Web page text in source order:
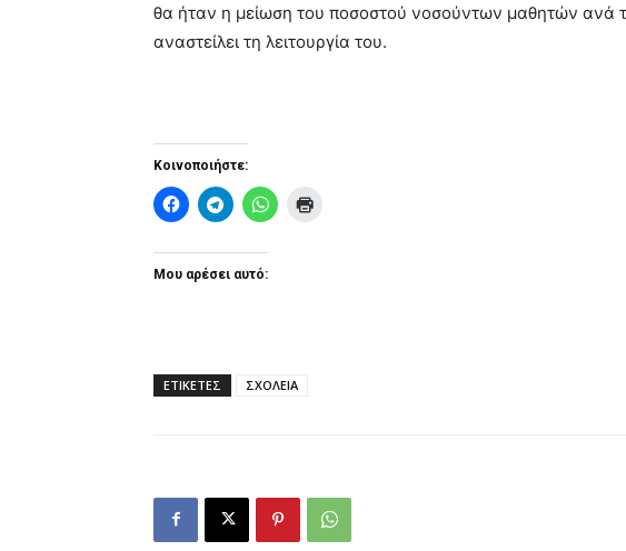
θα ήταν η μείωση του ποσοστού νοσούντων μαθητών ανά
αναστείλει τη λειτουργία του.
Κοινοποιήστε:
Μου αρέσει αυτό:
ΕΤΙΚΕΤΕΣ ΣΧΟΛΕΙΑ